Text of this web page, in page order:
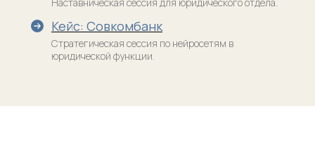
Кейс: Совкомбанк
Стратегическая сессия по нейросетям в
юридической функции.